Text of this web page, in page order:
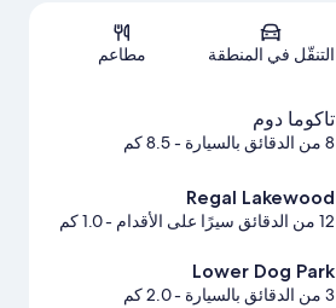
الخريطة
التنقّل في المنطقة مطاعم
تاكوما دوم
8 من الدقائق بالسيارة - 8.5 كم
Regal Lakewood
12 من الدقائق سيرًا على الأقدام - 1.0 كم
Lower Dog Park
3 من الدقائق بالسيارة - 2.0 كم